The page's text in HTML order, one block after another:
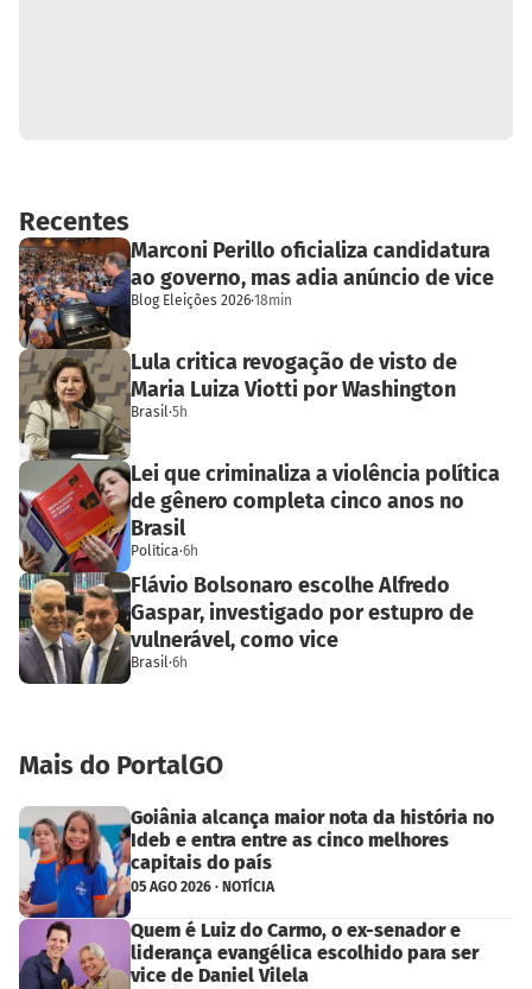
Recentes
Marconi Perillo oficializa candidatura
ao governo, mas adia anúncio de vice
Blog Eleições 2026·18min
Lula critica revogação de visto de
Maria Luiza Viotti por Washington
Brasil·5h
Lei que criminaliza a violência política
de gênero completa cinco anos no
Brasil
Política·6h
Flávio Bolsonaro escolhe Alfredo
Gaspar, investigado por estupro de
vulnerável, como vice
Brasil·6h
Mais do PortalGO
Goiânia alcança maior nota da história no
Ideb e entra entre as cinco melhores
capitais do país
05 AGO 2026 · NOTÍCIA
Quem é Luiz do Carmo, o ex-senador e
liderança evangélica escolhido para ser
vice de Daniel Vilela